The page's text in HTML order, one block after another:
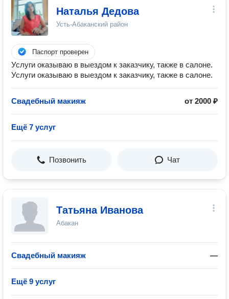
Наталья Дедова
Усть-Абаканский район
Паспорт проверен
Услуги оказываю в выездом к заказчику, также в салоне.
Услуги оказываю в выездом к заказчику, также в салоне.
Свадебный макияж от 2000 ₽
Ещё 7 услуг
Позвонить Чат
Татьяна Иванова
Абакан
Свадебный макияж —
Ещё 9 услуг